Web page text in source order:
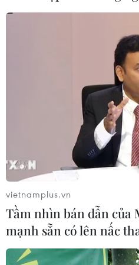
quy tập hài cốt liệt sỹ
86 tuổi vẫn đi lấy
gần 80 năm nuôi hy vọng
Xe khách lao xuống hố sâu
đường, 18 hành khách
Tây Ninh cảnh báo giả mạo
đăng ký kinh doanh để lừa
vietnamplus.vn
Tầm nhìn bán dẫn của
mạnh sẵn có lên nấc